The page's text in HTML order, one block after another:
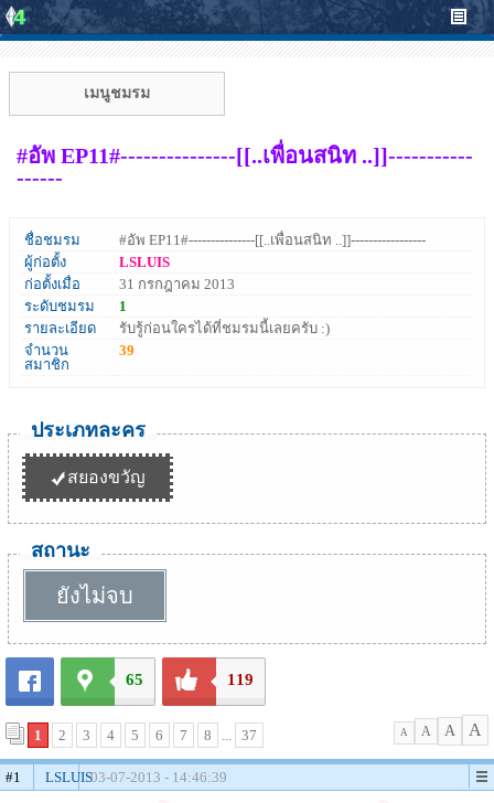
เมนูชมรม
#อัพ EP11#---------------[[..เพื่อนสนิท ..]]-----------
------
ชื่อชมรม
#อัพ EP11#---------------[[..เพื่อนสนิท ..]]-----------------
ผู้ก่อตั้ง
LSLUIS
ก่อตั้งเมื่อ
31 กรกฎาคม 2013
ระดับชมรม
1
รายละเอียด
รับรู้ก่อนใครได้ที่ชมรมนี้เลยครับ :)
จำนวน
สมาชิก
39
ประเภทละคร
สยองขวัญ
สถานะ
ยังไม่จบ
65 119
1 2 3 4 5 6 7 8 ... 37 A A A A
#1 LSLUIS03-07-2013 - 14:46:39